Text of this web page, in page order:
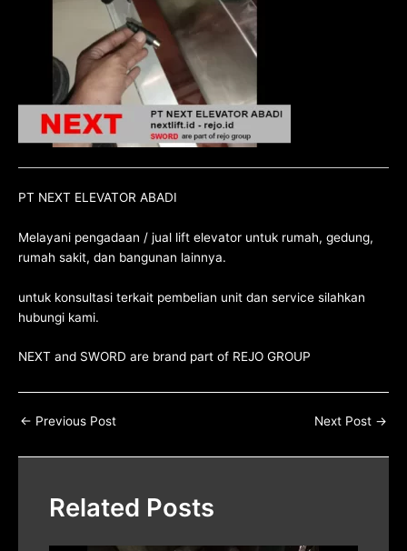
PT NEXT ELEVATOR ABADI
Melayani pengadaan / jual lift elevator untuk rumah, gedung,
rumah sakit, dan bangunan lainnya.
untuk konsultasi terkait pembelian unit dan service silahkan
hubungi kami.
NEXT and SWORD are brand part of REJO GROUP
← Previous Post Next Post →
Related Posts